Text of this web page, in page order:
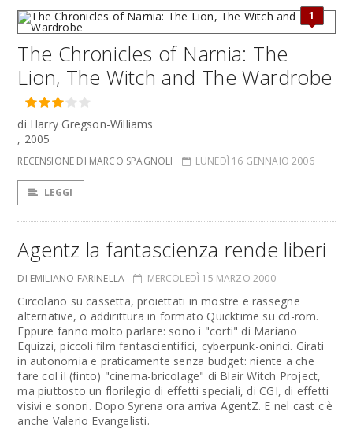
1
The Chronicles of Narnia: The
Lion, The Witch and The Wardrobe
di Harry Gregson-Williams
, 2005
RECENSIONE DI MARCO SPAGNOLI LUNEDÌ 16 GENNAIO 2006
LEGGI
Agentz la fantascienza rende liberi
DI EMILIANO FARINELLA MERCOLEDÌ 15 MARZO 2000
Circolano su cassetta, proiettati in mostre e rassegne
alternative, o addirittura in formato Quicktime su cd-rom.
Eppure fanno molto parlare: sono i "corti" di Mariano
Equizzi, piccoli film fantascientifici, cyberpunk-onirici. Girati
in autonomia e praticamente senza budget: niente a che
fare col il (finto) "cinema-bricolage" di Blair Witch Project,
ma piuttosto un florilegio di effetti speciali, di CGI, di effetti
visivi e sonori. Dopo Syrena ora arriva AgentZ. E nel cast c'è
anche Valerio Evangelisti.